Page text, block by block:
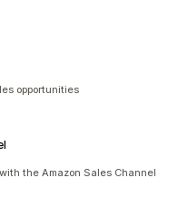
opportunities
the Amazon Sales Channel